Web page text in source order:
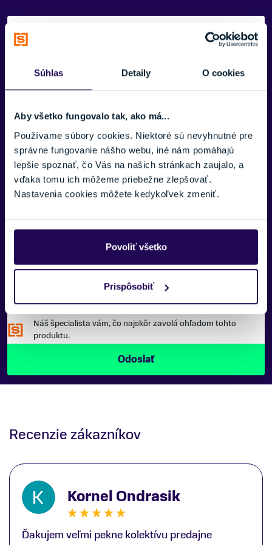
Súhlas Detaily O cookies
Aby všetko fungovalo tak, ako má...
Používame súbory cookies. Niektoré sú nevyhnutné pre
správne fungovanie nášho webu, iné nám pomáhajú
lepšie spoznať, čo Vás na našich stránkach zaujalo, a
vďaka tomu ich môžeme priebežne zlepšovať.
Nastavenia cookies môžete kedykoľvek zmeniť.
Povoliť všetko
Prispôsobiť
Zobraziť viac
Potrebujete viac informácii? Sme tu
E-MAIL:
TELEFÓNNE ČÍSLO:
Náš špecialista vám, čo najskôr zavolá ohľadom tohto
produktu.
Recenzie zákazníkov
Kornel Ondrasik
Ďakujem veľmi pekne kolektívu predajne